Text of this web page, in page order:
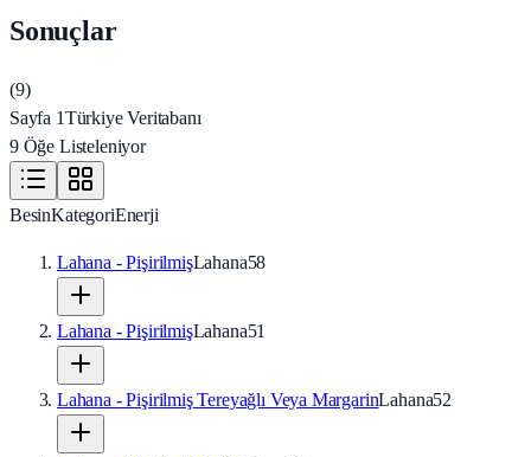
Sonuçlar
(9)
Sayfa 1Türkiye Veritabanı
9 Öğe Listeleniyor
BesinKategoriEnerji
Lahana - PişirilmişLahana58
Lahana - PişirilmişLahana51
Lahana - Pişirilmiş Tereyağlı Veya MargarinLahana52